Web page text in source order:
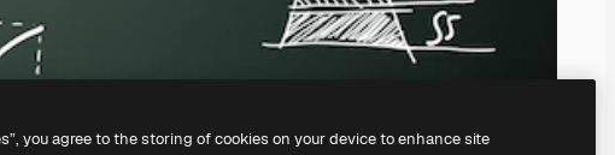
you agree to the storing of cookies on your device to enhance site